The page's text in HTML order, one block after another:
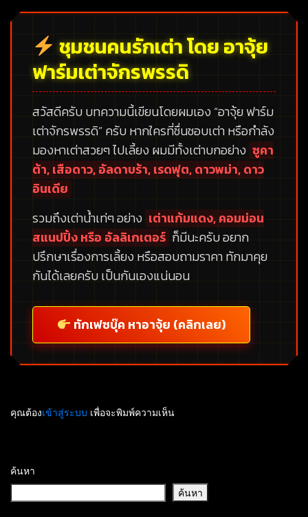
ชุมชนคนรักเต่า โดย อาจุ้ย
ฟาร์มเต่าจักรพรรดิ
สวัสดีครับ บทความนี้เขียนโดยผมเอง “อาจุ้ย ฟาร์ม
เต่าจักรพรรดิ”ครับ หากใครที่ชื่นชอบเต่า หรือกำลัง
มองหาเต่าสวยๆ ไปเลี้ยง ผมมีทั้งเต่าบกอย่าง ซูคา
ต้า, เสือดาว, อัลดาบร้า, เรดฟุต, ดาวพม่า, ดาว
อินเดีย
รวมถึงเต่าน้ำเท่ๆ อย่าง เต่าแก้มแดง, คอมม่อน
สแนปปิ้ง หรือ อัลลิเกเตอร์ ก็มีนะครับ อยาก
ปรึกษาเรื่องการเลี้ยง หรือสอบถามราคา ทักมาคุย
กันได้เลยครับ เป็นกันเองแน่นอน
ทักเฟซบุ๊ค หาอาจุ้ย (คลิกเลย)
คุณต้องเข้าสู่ระบบ เพื่อจะพิมพ์ความเห็น
ค้นหา
ค้นหา